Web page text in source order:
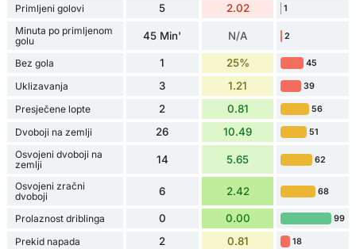
Primljeni golovi
5 2.02 1
Minuta po primljenom
golu
45 Min' N/A 2
Bez gola 1 25% 45
Uklizavanja 3 1.21 39
Presječene lopte 2 0.81 56
Dvoboji na zemlji 26 10.49 51
Osvojeni dvoboji na
zemlji
14 5.65 62
Osvojeni zračni
dvoboji
6 2.42 68
Prolaznost driblinga 0 0.00 99
Prekid napada 2 0.81 18